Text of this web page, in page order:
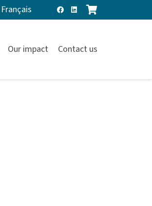
Français
Our impact Contact us